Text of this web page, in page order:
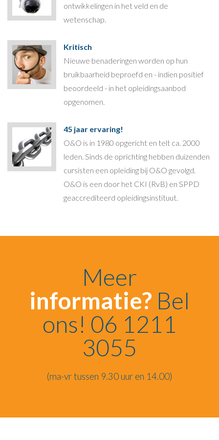
ontwikkelingen in het veld en de
wetenschap.
Kritisch
Nieuwe benaderingen worden op hun
bruikbaarheid beproefd en - indien positief
beoordeeld - in het opleidingsaanbod
opgenomen.
45 jaar ervaring!
O&O is in 1980 opgericht en telt ca. 2000
leden. Sinds de oprichting hebben duizenden
cursisten een opleiding bij O&O gevolgd.
O&O is een door het CKI (RvB) en SPPD
geaccrediteerd opleidingsinstituut.
Meer
informatie? Bel
ons! 06 1211
3055
(ma-vr tussen 9.30 uur en 14.00)